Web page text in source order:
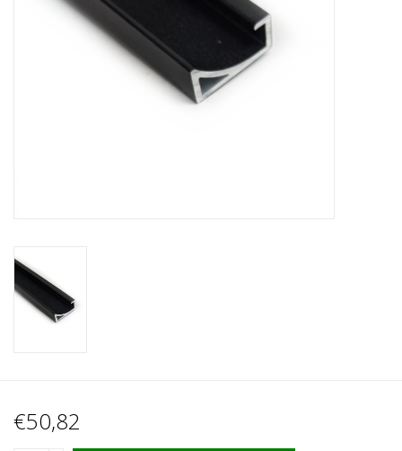
€50,82